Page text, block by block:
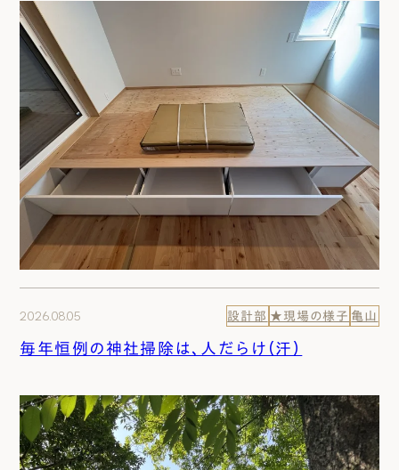
2026.08.05 設計部 ★現場の様子 亀山
毎年恒例の神社掃除は、人だらけ（汗）